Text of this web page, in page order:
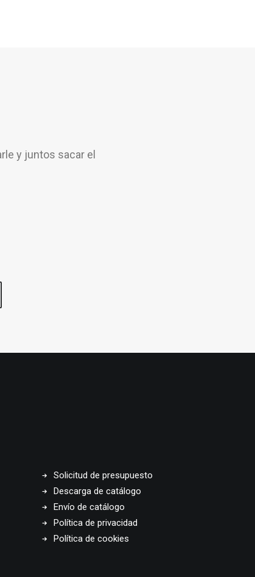
y juntos sacar el
Solicitud de presupuesto
Descarga de catálogo
Envío de catálogo
Política de privacidad
Política de cookies